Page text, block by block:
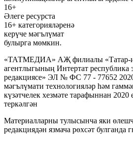
16+
Әлеге ресурста
16+ категорияләренә
керүче мәгълүмат
булырга мөмкин.
«ТАТМЕДИА» АҖ филиалы «Татар-
агентлыгының Интертат республика
редакциясе» ЭЛ № ФС 77 - 77652
мәгълүмати технологияләр һәм
күзәтчелек хезмәте тарафыннан
теркәлгән
Материалларны тулысынча яки
редакциядән язмача рөхсәт булганда